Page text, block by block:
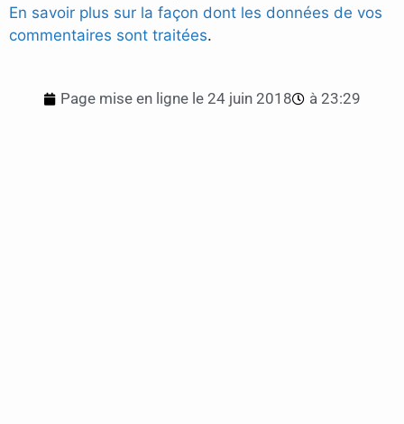
En savoir plus sur la façon dont les données de vos
commentaires sont traitées.
Page mise en ligne le 24 juin 2018 à 23:29